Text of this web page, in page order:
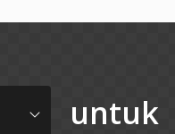
untuk